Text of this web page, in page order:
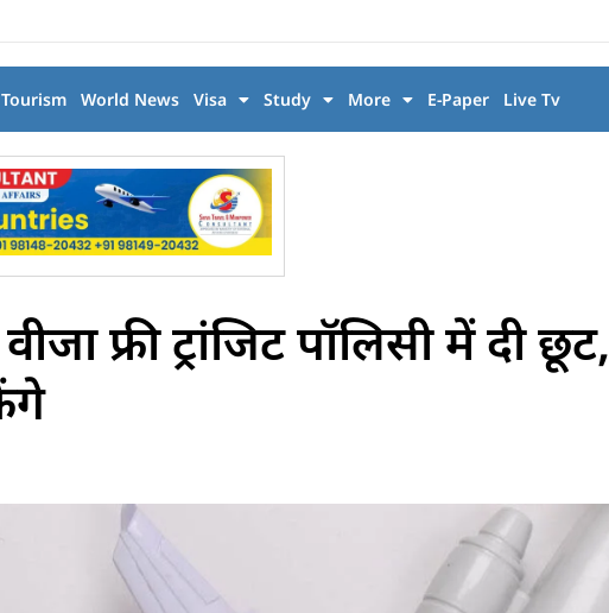
Tourism World News Visa Study More E-Paper Live Tv
फ्री ट्रांजिट पॉलिसी में दी छूट,